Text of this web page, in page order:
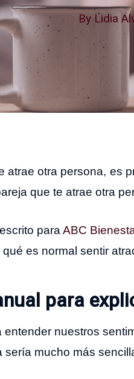
ByLidia
atrae otra persona, es
que te atrae otra
para ABC
es normal sentir
para
nuestros
sería mucho más